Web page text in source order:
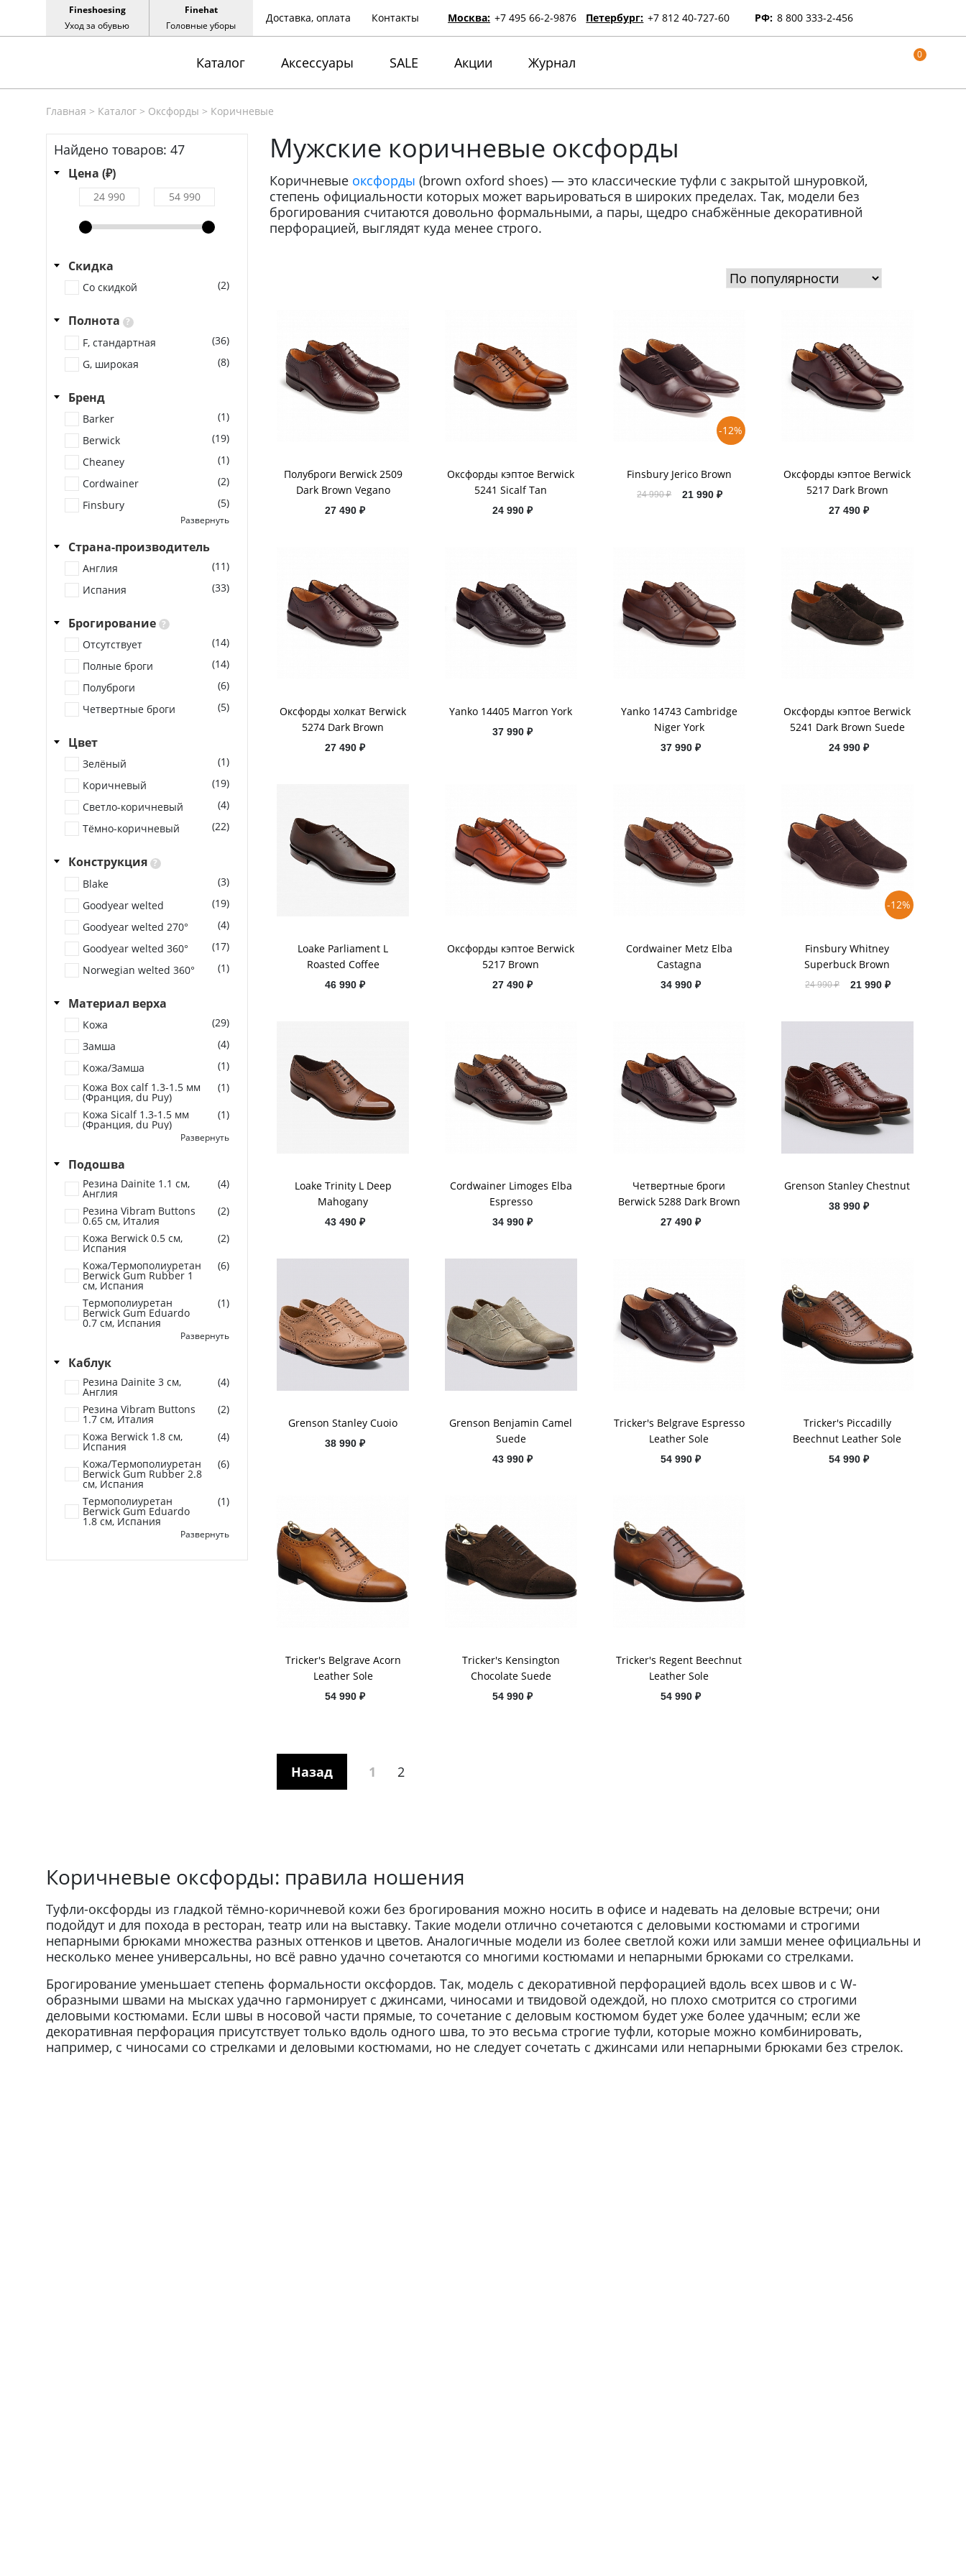
Fineshoesing
Уход за обувью
Finehat
Головные уборы
Доставка, оплата Контакты Москва: +7 495 66-2-9876 Петербург: +7 812 40-727-60 РФ: 8 800 333-2-456
Каталог Аксессуары SALE Акции Журнал 0
Главная > Каталог> Оксфорды > Коричневые
Найдено товаров: 47
Цена (₽)
Скидка
Со скидкой (2)
Полнота ?
F, стандартная
(36)
G, широкая
(8)
Бренд
Barker
(1)
Berwick
(19)
Cheaney
(1)
Cordwainer
(2)
Finsbury
(5)
(3)
Loake
Michel
(2)
Tricker's
(5)
Развернуть
Страна-производитель
Англия
(11)
Испания
(33)
Брогирование ?
Отсутствует
(14)
Полные броги
(14)
Полуброги
(6)
Четвертные броги
(5)
Цвет
Зелёный
(1)
Коричневый
(19)
Светло-коричневый
(4)
Тёмно-коричневый
(22)
Конструкция ?
Blake
(3)
Goodyear welted
(19)
Goodyear welted 270°
(4)
Goodyear welted 360°
(17)
Norwegian welted 360°
(1)
Материал верха
Кожа
(29)
Замша
(4)
Кожа/Замша
(1)
Кожа Box calf 1.3-1.5 мм
(Франция, du Puy)
(1)
Кожа Sicalf 1.3-1.5 мм
(Франция, du Puy)
(1)
Кожа Softy 1.3-1.5 мм
sciarada)
(1)
Кожа Toledo 1.3-1.5 мм
(Франция, Conceria
Tolio)
(1)
Кожа Vegano 1.3-1.5 мм
(Франция, Annonay)
(6)
Развернуть
Подошва
Резина Dainite 1.1 см,
Англия
(4)
Резина Vibram Buttons
0.65 см, Италия
(2)
Кожа Berwick 0.5 см,
Испания
(2)
Кожа/Термополиуретан
Berwick Gum Rubber 1
см, Испания
(6)
Термополиуретан
Berwick Gum Eduardo
0.7 см, Испания
(1)
(14)
Кожа/Резина
Резина
(3)
Резина Victory 1.3 см,
Англия
(1)
Развернуть
Каблук
Резина Dainite 3 см,
Англия
(4)
Резина Vibram Buttons
1.7 см, Италия
(2)
Кожа Berwick 1.8 см,
Испания
(4)
Кожа/Термополиуретан
Berwick Gum Rubber 2.8
см, Испания
(6)
Термополиуретан
Berwick Gum Eduardo
1.8 см, Испания
(1)
(10)
Составной
(17)
Развернуть
Мужские коричневые оксфорды
Коричневые оксфорды (brown oxford shoes) — это классические туфли с закрытой шнуровкой,
степень официальности которых может варьироваться в широких пределах. Так, модели без
брогирования считаются довольно формальными, а пары, щедро снабжённые декоративной
перфорацией, выглядят куда менее строго.
Полуброги Berwick 2509
Dark Brown Vegano
27 490 ₽
Оксфорды кэптое Berwick
5241 Sicalf Tan
24 990 ₽
-12%
Finsbury Jerico Brown
24 990 ₽ 21 990 ₽
Оксфорды кэптое Berwick
5217 Dark Brown
27 490 ₽
Оксфорды холкат Berwick
5274 Dark Brown
27 490 ₽
Yanko 14405 Marron York
37 990 ₽
Yanko 14743 Cambridge
Niger York
37 990 ₽
Оксфорды кэптое Berwick
5241 Dark Brown Suede
24 990 ₽
Loake Parliament L
Roasted Coffee
46 990 ₽
Оксфорды кэптое Berwick
5217 Brown
27 490 ₽
Cordwainer Metz Elba
Castagna
34 990 ₽
-12%
Finsbury Whitney
Superbuck Brown
24 990 ₽ 21 990 ₽
Loake Trinity L Deep
Mahogany
43 490 ₽
Cordwainer Limoges Elba
Espresso
34 990 ₽
Четвертные броги
Berwick 5288 Dark Brown
27 490 ₽
Grenson Stanley Chestnut
38 990 ₽
Grenson Stanley Cuoio
38 990 ₽
Grenson Benjamin Camel
Suede
43 990 ₽
Tricker's Belgrave Espresso
Leather Sole
54 990 ₽
Tricker's Piccadilly
Beechnut Leather Sole
54 990 ₽
Tricker's Belgrave Acorn
Leather Sole
54 990 ₽
Tricker's Kensington
Chocolate Suede
54 990 ₽
Tricker's Regent Beechnut
Leather Sole
54 990 ₽
Назад 1 2
Коричневые оксфорды: правила ношения
Туфли-оксфорды из гладкой тёмно-коричневой кожи без брогирования можно носить в офисе и надевать на деловые встречи; они
подойдут и для похода в ресторан, театр или на выставку. Такие модели отлично сочетаются с деловыми костюмами и строгими
непарными брюками множества разных оттенков и цветов. Аналогичные модели из более светлой кожи или замши менее официальны и
несколько менее универсальны, но всё равно удачно сочетаются со многими костюмами и непарными брюками со стрелками.
Брогирование уменьшает степень формальности оксфордов. Так, модель с декоративной перфорацией вдоль всех швов и с W-
образными швами на мысках удачно гармонирует с джинсами, чиносами и твидовой одеждой, но плохо смотрится со строгими
деловыми костюмами. Если швы в носовой части прямые, то сочетание с деловым костюмом будет уже более удачным; если же
декоративная перфорация присутствует только вдоль одного шва, то это весьма строгие туфли, которые можно комбинировать,
например, с чиносами со стрелками и деловыми костюмами, но не следует сочетать с джинсами или непарными брюками без стрелок.